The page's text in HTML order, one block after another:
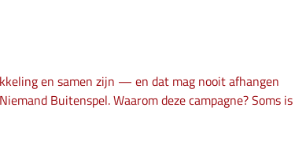
en samen zijn — en dat mag nooit afhangen
Buitenspel. Waarom deze campagne? Soms is